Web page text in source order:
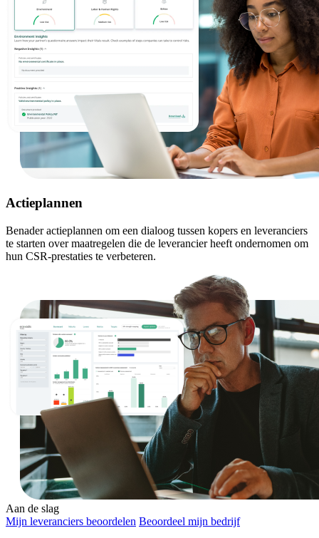
Actieplannen
Benader actieplannen om een dialoog tussen kopers en leveranciers
te starten over maatregelen die de leverancier heeft ondernomen om
hun CSR-prestaties te verbeteren.
Aan de slag
Mijn leveranciers beoordelen Beoordeel mijn bedrijf